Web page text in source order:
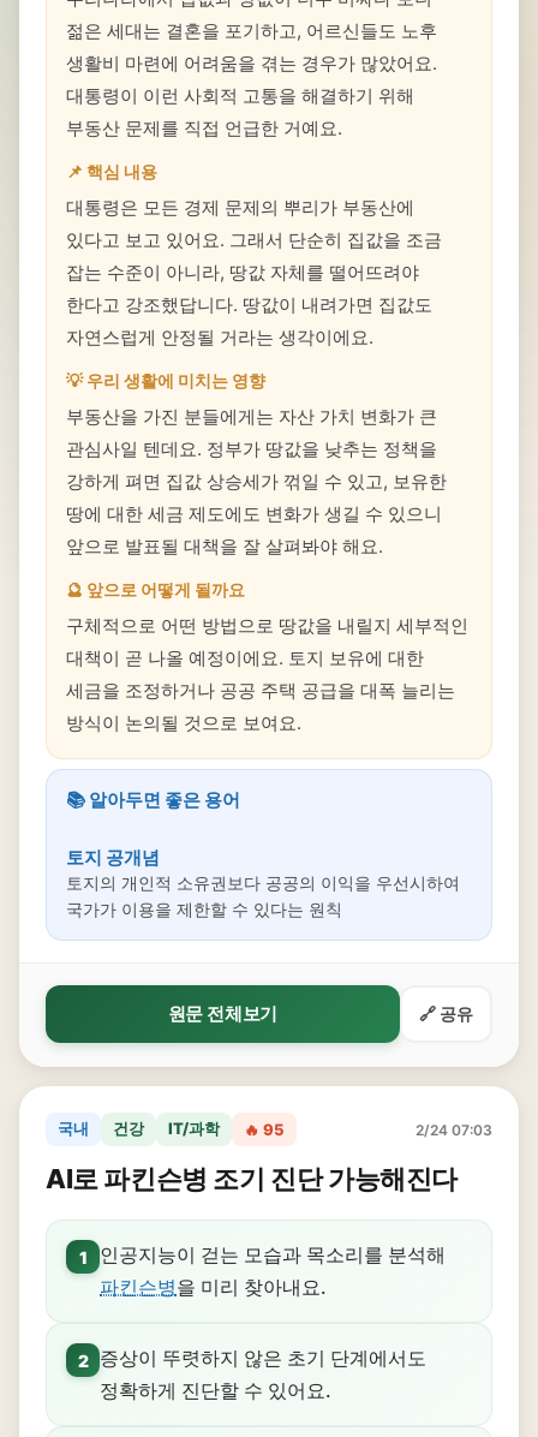
젊은 세대는 결혼을 포기하고, 어르신들도 노후
생활비 마련에 어려움을 겪는 경우가 많았어요.
대통령이 이런 사회적 고통을 해결하기 위해
부동산 문제를 직접 언급한 거예요.
📌 핵심 내용
대통령은 모든 경제 문제의 뿌리가 부동산에
있다고 보고 있어요. 그래서 단순히 집값을 조금
잡는 수준이 아니라, 땅값 자체를 떨어뜨려야
한다고 강조했답니다. 땅값이 내려가면 집값도
자연스럽게 안정될 거라는 생각이에요.
💡 우리 생활에 미치는 영향
부동산을 가진 분들에게는 자산 가치 변화가 큰
관심사일 텐데요. 정부가 땅값을 낮추는 정책을
강하게 펴면 집값 상승세가 꺾일 수 있고, 보유한
땅에 대한 세금 제도에도 변화가 생길 수 있으니
앞으로 발표될 대책을 잘 살펴봐야 해요.
🔮 앞으로 어떻게 될까요
구체적으로 어떤 방법으로 땅값을 내릴지 세부적인
대책이 곧 나올 예정이에요. 토지 보유에 대한
세금을 조정하거나 공공 주택 공급을 대폭 늘리는
방식이 논의될 것으로 보여요.
📚 알아두면 좋은 용어
토지 공개념
토지의 개인적 소유권보다 공공의 이익을 우선시하여
국가가 이용을 제한할 수 있다는 원칙
원문 전체보기 🔗 공유
국내 건강 IT/과학 🔥 95 2/24 07:03
AI로 파킨슨병 조기 진단 가능해진다
1
인공지능이 걷는 모습과 목소리를 분석해
파킨슨병을 미리 찾아내요.
2
증상이 뚜렷하지 않은 초기 단계에서도
정확하게 진단할 수 있어요.